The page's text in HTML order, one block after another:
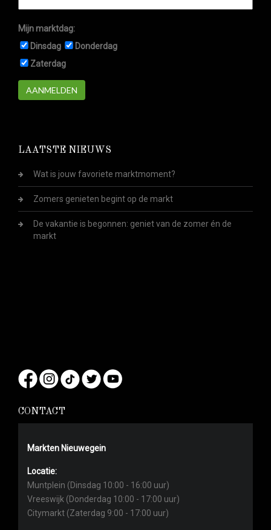
Mijn marktdag:
Dinsdag
Donderdag
Zaterdag
AANMELDEN
LAATSTE NIEUWS
Wat is jouw favoriete marktmoment?
Zomers genieten begint op de markt
De vakantie is begonnen: geniet van de zomer én de
markt
CONTACT
Markten Nieuwegein
Locatie:
Muntplein (Dinsdag 10:00 - 16:00 uur)
Vreeswijk (Donderdag 10:00 - 17:00 uur)
Citymarkt (Zaterdag 9:00 - 17:00 uur)